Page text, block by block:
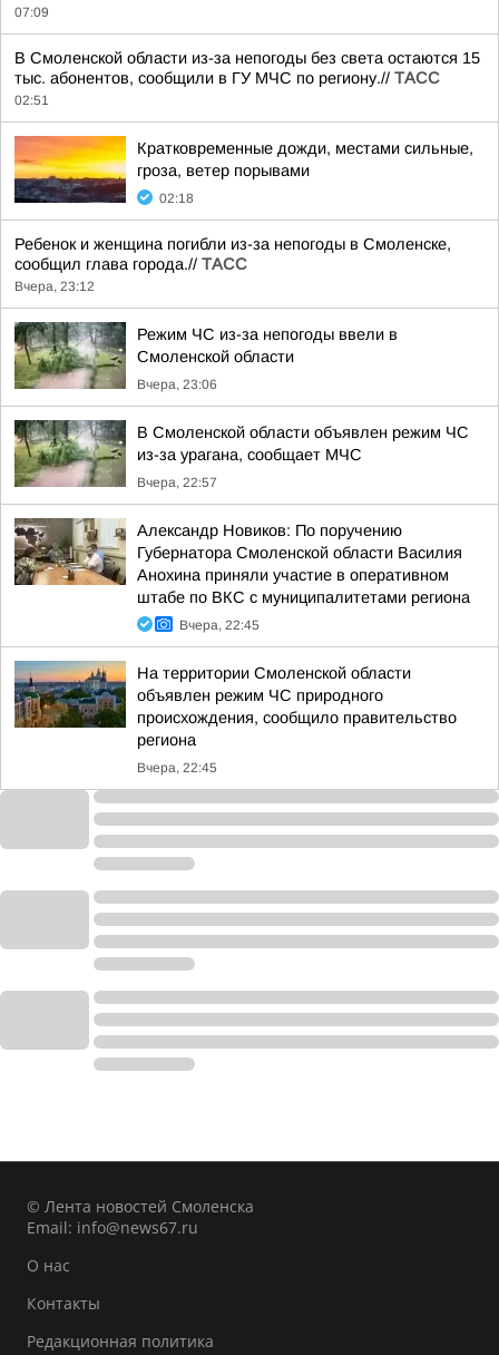
07:09
В Смоленской области из-за непогоды без света остаются 15
тыс. абонентов, сообщили в ГУ МЧС по региону.// ТАСС
02:51
Кратковременные дожди, местами сильные,
гроза, ветер порывами
02:18
Ребенок и женщина погибли из-за непогоды в Смоленске,
сообщил глава города.// ТАСС
Вчера, 23:12
Режим ЧС из-за непогоды ввели в
Смоленской области
Вчера, 23:06
В Смоленской области объявлен режим ЧС
из-за урагана, сообщает МЧС
Вчера, 22:57
Александр Новиков: По поручению
Губернатора Смоленской области Василия
Анохина приняли участие в оперативном
штабе по ВКС с муниципалитетами региона
Вчера, 22:45
На территории Смоленской области
объявлен режим ЧС природного
происхождения, сообщило правительство
региона
Вчера, 22:45
© Лента новостей Смоленска
Email: info@news67.ru
О нас
Контакты
Редакционная политика